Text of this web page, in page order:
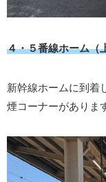
４・５番線ホーム（
新幹線ホームに到着
煙コーナーがありま